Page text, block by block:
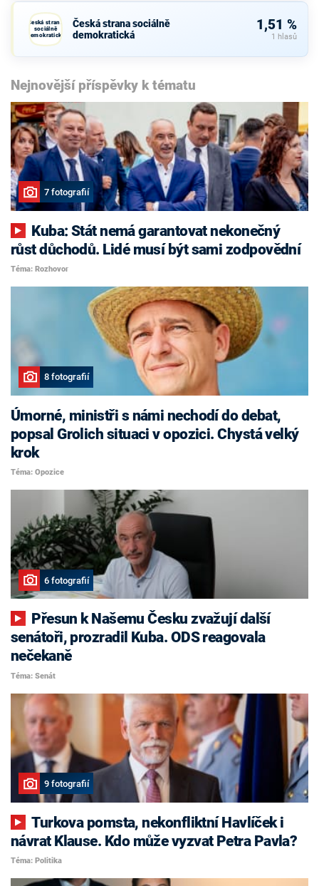
Česká strana
sociálně
demokratická
Česká strana sociálně
demokratická
1,51 %
1 hlasů
Nejnovější příspěvky k tématu
7 fotografií
růst důchodů. Lidé musí být sami zodpovědní
Téma: Rozhovor
8 fotografií
Úmorné, ministři s námi nechodí do debat,
popsal Grolich situaci v opozici. Chystá velký
krok
Téma: Opozice
6 fotografií
senátoři, prozradil Kuba. ODS reagovala
nečekaně
Téma: Senát
9 fotografií
Turkova pomsta, nekonfliktní Havlíček i
návrat Klause. Kdo může vyzvat Petra Pavla?
Téma: Politika